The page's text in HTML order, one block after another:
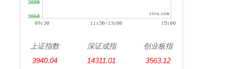
上证指数
3940.04
深证成指
14311.01
创业板指
3563.12